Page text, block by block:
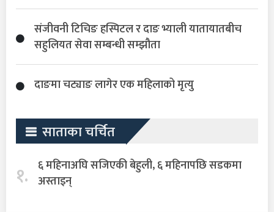
संजीवनी टिचिङ हस्पिटल र दाङ भ्याली यातायातबीच
सहुलियत सेवा सम्बन्धी सम्झौता
दाङमा चट्याङ लागेर एक महिलाको मृत्यु
साताका चर्चित
१. ६ महिनाअघि सजिएकी बेहुली, ६ महिनापछि सडकमा
अस्ताइन्